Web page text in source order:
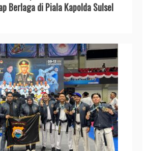
Berlaga di Piala Kapolda Sulsel